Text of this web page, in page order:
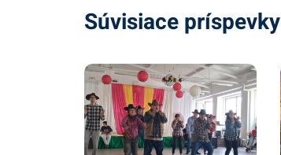
Súvisiace príspevky